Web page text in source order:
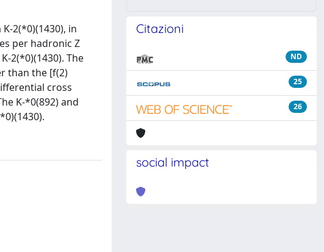
2(*0)(1430), in
per hadronic Z
2(*0)(1430). The
than the [f(2)
cross
K-*0(892) and
Citazioni
ND
25
26
social impact